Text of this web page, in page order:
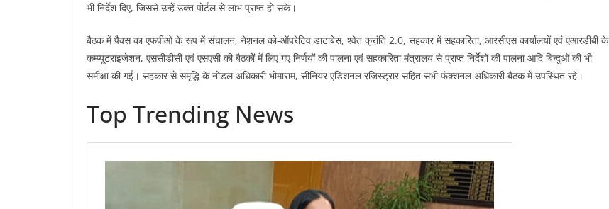
भी निर्देश दिए, जिससे उन्हें उक्त पोर्टल से लाभ प्राप्त हो सके।
बैठक में पैक्स का एफपीओ के रूप में संचालन, नेशनल को-ऑपरेटिव डाटाबेस, श्वेत क्रांति 2.0, सहकार में सहकारिता, आरसीएस कार्यालयों एवं एआरडीबी के
कम्प्यूटराइजेशन, एससीडीसी एवं एसएसी की बैठकों में लिए गए निर्णयों की पालना एवं सहकारिता मंत्रालय से प्राप्त निर्देशों की पालना आदि बिन्दुओं की भी
समीक्षा की गई। सहकार से समृद्धि के नोडल अधिकारी भोमाराम, सीनियर एडिशनल रजिस्ट्रार सहित सभी फंक्शनल अधिकारी बैठक में उपस्थित रहे।
Top Trending News